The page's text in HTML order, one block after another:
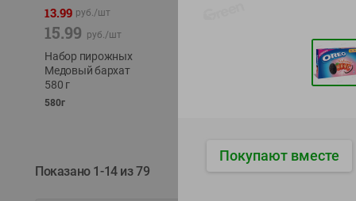
13.99 руб./шт
15.99 руб./шт
Набор пирожных
Медовый бархат
580 г
580г
230г
Показано 1-14 из 79
Покупают вместе